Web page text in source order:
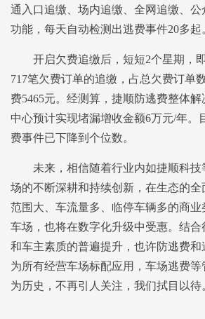
通入口追缴、场内追缴、全网追缴、
功能，每天自动检测出逃费事件20多起
开启欠费追缴后，短短2个星期，
717笔欠费订单的追缴，占总欠费订单
费5465元。经测算，捷顺防逃费整体
中心预计实现堵漏增收金额6万元/年。
费事件已下降到个位数。
未来，相信随着行业内如捷顺科技
场的不断深耕和持续创新，在生态的
范围大、车流量多、临停车辆多的商
车场，也将在数字化升级中受惠。结
和车主素质的普遍提升，也许防逃费
为所有经营车场标配应用，车场逃费
为历史，不再引人关注，我们拭目以待